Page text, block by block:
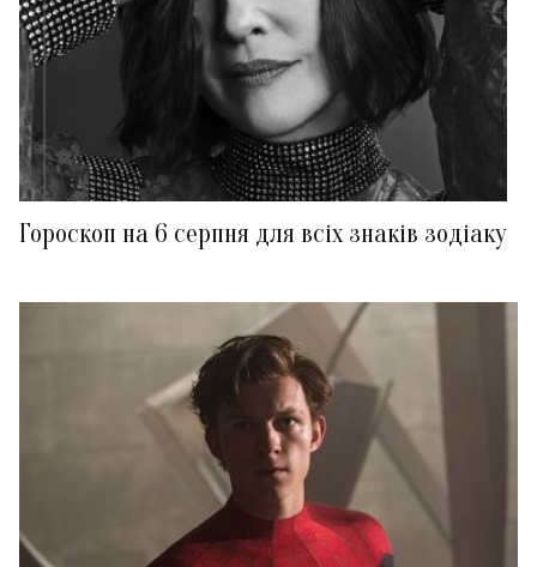
Гороскоп на 6 серпня для всіх знаків зодіаку